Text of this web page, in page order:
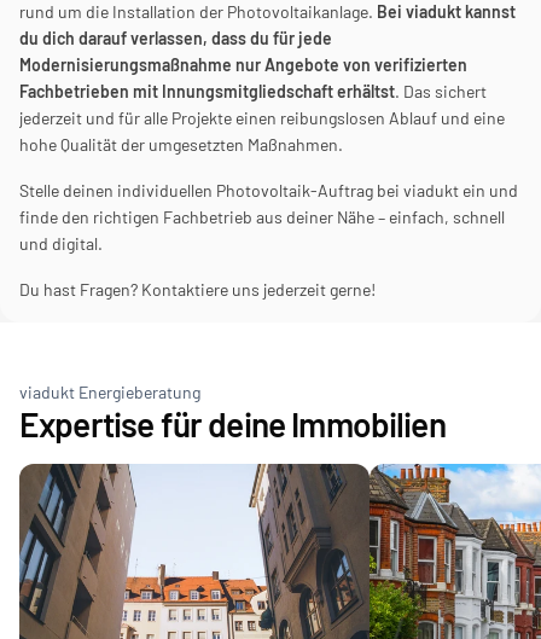
rund um die Installation der Photovoltaikanlage. Bei viadukt kannst
du dich darauf verlassen, dass du für jede
Modernisierungsmaßnahme nur Angebote von verifizierten
Fachbetrieben mit Innungsmitgliedschaft erhältst. Das sichert
jederzeit und für alle Projekte einen reibungslosen Ablauf und eine
hohe Qualität der umgesetzten Maßnahmen.
Stelle deinen individuellen Photovoltaik-Auftrag bei viadukt ein und
finde den richtigen Fachbetrieb aus deiner Nähe – einfach, schnell
und digital.
Du hast Fragen? Kontaktiere uns jederzeit gerne!
viadukt Energieberatung
Expertise für deine Immobilien